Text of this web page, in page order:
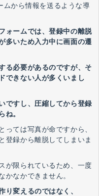
から情報を送るような導
ォームでは、登録中の離脱
多いため入力中に画面の遷
る必要があるのですが、そ
できない人が多くいまし
ですし、圧縮してから登録
ね。
っては写真が命ですから、
登録から離脱してしまいま
が限られているため、一度
かなかできません。
り変えるのではなく、